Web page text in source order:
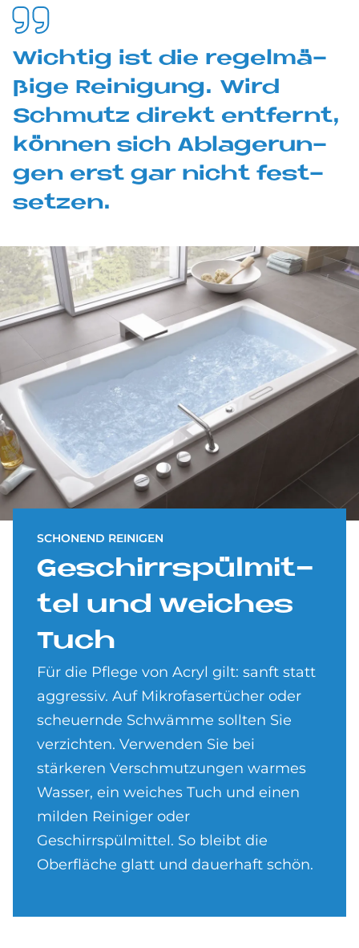
Wich­tig ist die re­gel­mä­
ßi­ge Rei­ni­gung. Wird
Schmu­tz di­re­kt ent­fernt,
kön­nen sich Ab­la­ge­run­
gen erst gar nicht fest­
set­zen.
SCHONEND REINIGEN
Ge­schirr­spül­mit­
tel und wei­ches
Tuch
Für die Pflege von Acryl gilt: sanft statt
aggressiv. Auf Mikrofasertücher oder
scheuernde Schwämme sollten Sie
verzichten. Verwenden Sie bei
stärkeren Verschmutzungen warmes
Wasser, ein weiches Tuch und einen
milden Reiniger oder
Geschirrspülmittel. So bleibt die
Oberfläche glatt und dauerhaft schön.